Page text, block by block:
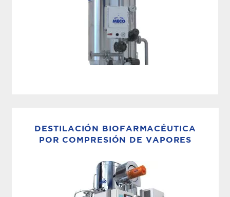
están diseñados para la eliminación de cloros o
cloraminas de diversas fuentes de agua
farmacéutica y de fabricación de ciencias de la
vida. Los sistemas MECO...
DESTILACIÓN BIOFARMACÉUTICA
POR COMPRESIÓN DE VAPORES